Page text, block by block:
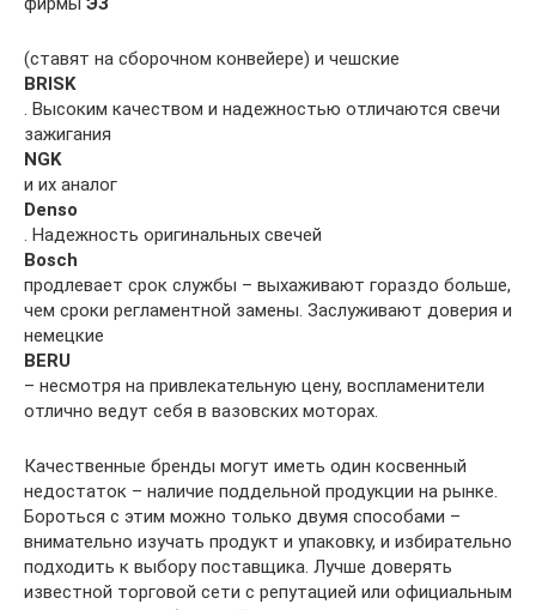
(ставят на сборочном конвейере) и чешские
BRISK
. Высоким качеством и надежностью отличаются свечи
зажигания
NGK
и их аналог
Denso
. Надежность оригинальных свечей
Bosch
продлевает срок службы – выхаживают гораздо больше,
чем сроки регламентной замены. Заслуживают доверия и
немецкие
BERU
– несмотря на привлекательную цену, воспламенители
отлично ведут себя в вазовских моторах.
Качественные бренды могут иметь один косвенный
недостаток – наличие поддельной продукции на рынке.
Бороться с этим можно только двумя способами –
внимательно изучать продукт и упаковку, и избирательно
подходить к выбору поставщика. Лучше доверять
известной торговой сети с репутацией или официальным